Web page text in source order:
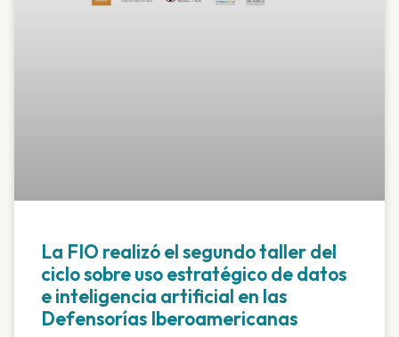
La FIO realizó el segundo taller del
ciclo sobre uso estratégico de datos
e inteligencia artificial en las
Defensorías Iberoamericanas